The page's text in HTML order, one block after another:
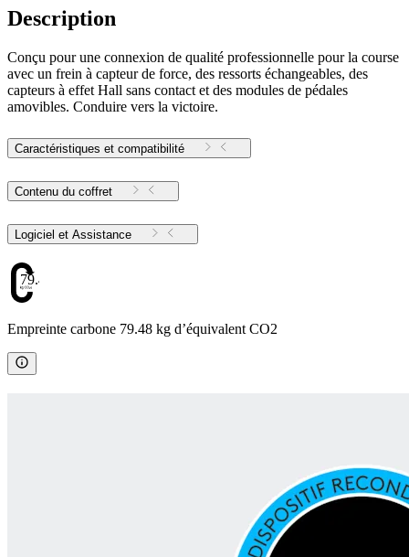
Description
Conçu pour une connexion de qualité professionnelle pour la course
avec un frein à capteur de force, des ressorts échangeables, des
capteurs à effet Hall sans contact et des modules de pédales
amovibles. Conduire vers la victoire.
Caractéristiques et compatibilité
Contenu du coffret
Logiciel et Assistance
79.48
Empreinte carbone 79.48 kg d’équivalent CO2